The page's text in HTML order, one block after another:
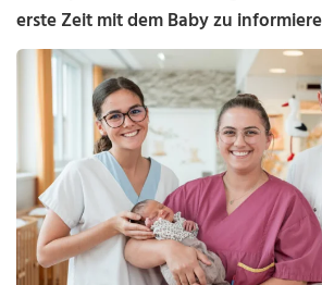
erste Zeit mit dem Baby zu